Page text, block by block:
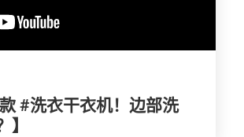
#洗衣干衣机！边部洗